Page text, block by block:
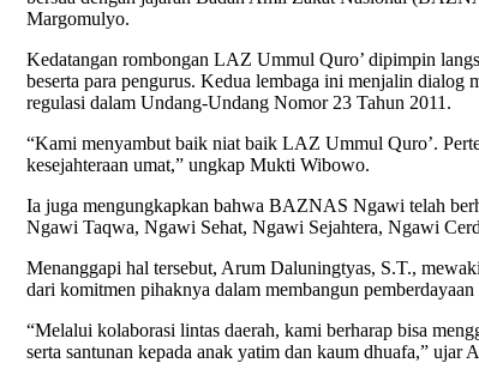
Margomulyo.
Kedatangan rombongan LAZ Ummul Quro’ dipimpin
beserta para pengurus. Kedua lembaga ini menjalin dialog
regulasi dalam Undang-Undang Nomor 23 Tahun 2011.
“Kami menyambut baik niat baik LAZ Ummul Quro’.
kesejahteraan umat,” ungkap Mukti Wibowo.
Ia juga mengungkapkan bahwa BAZNAS Ngawi telah
Ngawi Taqwa, Ngawi Sehat, Ngawi Sejahtera, Ngawi
Menanggapi hal tersebut, Arum Daluningtyas, S.T.,
dari komitmen pihaknya dalam membangun
“Melalui kolaborasi lintas daerah, kami berharap bisa
serta santunan kepada anak yatim dan kaum dhuafa,” ujar